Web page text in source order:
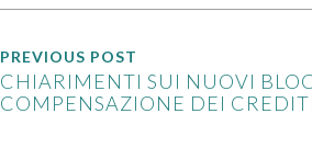
PREVIOUS POST
CHIARIMENTI SUI NUOVI
COMPENSAZIONE DEI CREDITI